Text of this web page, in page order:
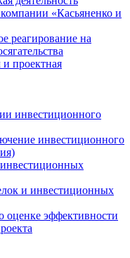
«Касьяненко и
реагирование на
проектная
инвестиционного
инвестиционного
и инвестиционных
оценке эффективности